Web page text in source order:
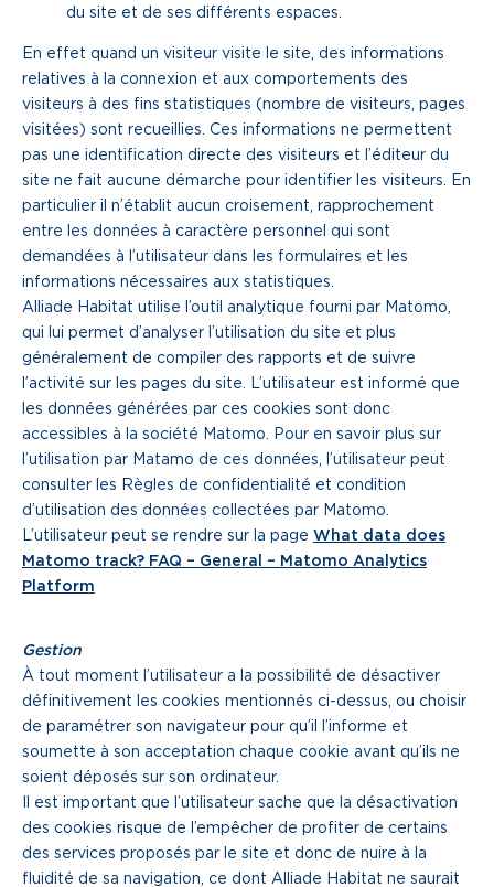
du site et de ses différents espaces.
En effet quand un visiteur visite le site, des informations
relatives à la connexion et aux comportements des
visiteurs à des fins statistiques (nombre de visiteurs, pages
visitées) sont recueillies. Ces informations ne permettent
pas une identification directe des visiteurs et l’éditeur du
site ne fait aucune démarche pour identifier les visiteurs. En
particulier il n’établit aucun croisement, rapprochement
entre les données à caractère personnel qui sont
demandées à l’utilisateur dans les formulaires et les
informations nécessaires aux statistiques.
Alliade Habitat utilise l’outil analytique fourni par Matomo,
qui lui permet d’analyser l’utilisation du site et plus
généralement de compiler des rapports et de suivre
l’activité sur les pages du site. L’utilisateur est informé que
les données générées par ces cookies sont donc
accessibles à la société Matomo. Pour en savoir plus sur
l’utilisation par Matamo de ces données, l’utilisateur peut
consulter les Règles de confidentialité et condition
d’utilisation des données collectées par Matomo.
L’utilisateur peut se rendre sur la page What data does
Matomo track? FAQ – General – Matomo Analytics
Platform
Gestion
À tout moment l’utilisateur a la possibilité de désactiver
définitivement les cookies mentionnés ci-dessus, ou choisir
de paramétrer son navigateur pour qu’il l’informe et
soumette à son acceptation chaque cookie avant qu’ils ne
soient déposés sur son ordinateur.
Il est important que l’utilisateur sache que la désactivation
des cookies risque de l’empêcher de profiter de certains
des services proposés par le site et donc de nuire à la
fluidité de sa navigation, ce dont Alliade Habitat ne saurait